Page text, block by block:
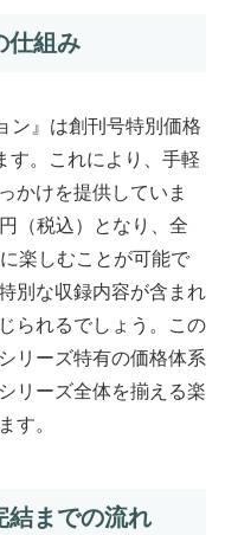
仕組み
ン』は創刊号特別価格
す。これにより、手軽
かけを提供していま
（税込）となり、全
楽しむことが可能で
別な収録内容が含まれ
られるでしょう。この
リーズ特有の価格体系
リーズ全体を揃える楽
す。
結までの流れ